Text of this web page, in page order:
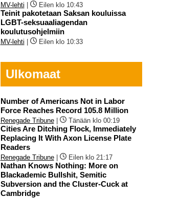
MV-lehti Eilen klo 10:43
Teinit pakotetaan Saksan kouluissa
LGBT-seksuaaliagendan
koulutusohjelmiin
MV-lehti Eilen klo 10:33
Ulkomaat
Number of Americans Not in Labor
Force Reaches Record 105.8 Million
Renegade Tribune| Tänään klo 00:19
Cities Are Ditching Flock, Immediately
Replacing It With Axon License Plate
Readers
Renegade Tribune| Eilen klo 21:17
Nathan Knows Nothing: More on
Blackademic Bullshit, Semitic
Subversion and the Cluster-Cuck at
Cambridge